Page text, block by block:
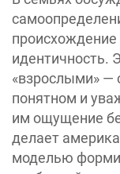
идентичность.
«взрослыми» —
понятном и
им ощущение
делает
моделью